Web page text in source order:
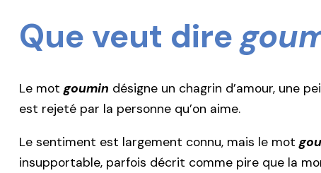
Que veut dire
Le mot goumin désigne un chagrin d’amour, une
est rejeté par la personne qu’on aime.
Le sentiment est largement connu, mais le mot
insupportable, parfois décrit comme pire que la